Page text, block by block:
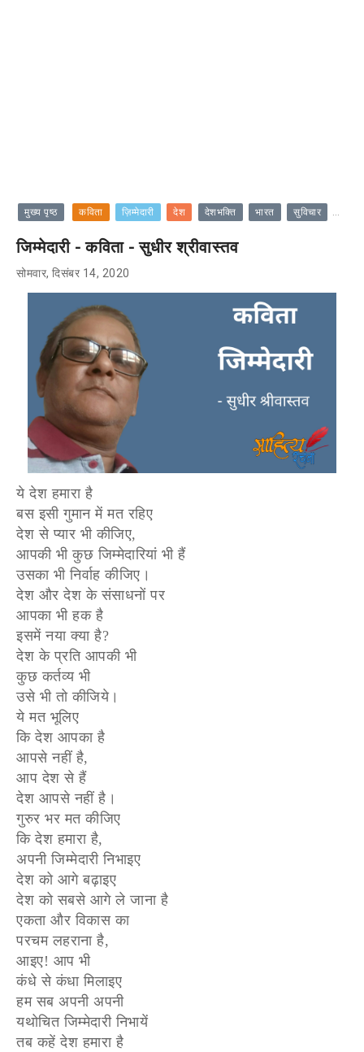
मुख्य पृष्ठ कविता ज़िम्मेदारी देश देशभक्ति भारत सुविचार
जिम्मेदारी - कविता - सुधीर श्रीवास्तव
सोमवार, दिसंबर 14, 2020
ये देश हमारा है
बस इसी गुमान में मत रहिए
देश से प्यार भी कीजिए,
आपकी भी कुछ जिम्मेदारियां भी हैं
उसका भी निर्वाह कीजिए।
देश और देश के संसाधनों पर
आपका भी हक है
इसमें नया क्या है?
देश के प्रति आपकी भी
कुछ कर्तव्य भी
उसे भी तो कीजिये।
ये मत भूलिए
कि देश आपका है
आपसे नहीं है,
आप देश से हैं
देश आपसे नहीं है।
गुरुर भर मत कीजिए
कि देश हमारा है,
अपनी जिम्मेदारी निभाइए
देश को आगे बढ़ाइए
देश को सबसे आगे ले जाना है
एकता और विकास का
परचम लहराना है,
आइए! आप भी
कंधे से कंधा मिलाइए
हम सब अपनी अपनी
यथोचित जिम्मेदारी निभायें
तब कहें देश हमारा है